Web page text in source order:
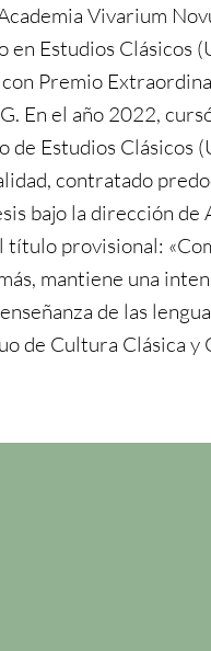
Vivarium
en Estudios Clásicos
Premio
En el año 2022,
Estudios Clásicos
contratado
bajo la dirección de
título provisional:
mantiene una
de las
de Cultura Clásica y